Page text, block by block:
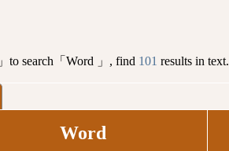
」to search「Word 」, find 101 results in text.
Word